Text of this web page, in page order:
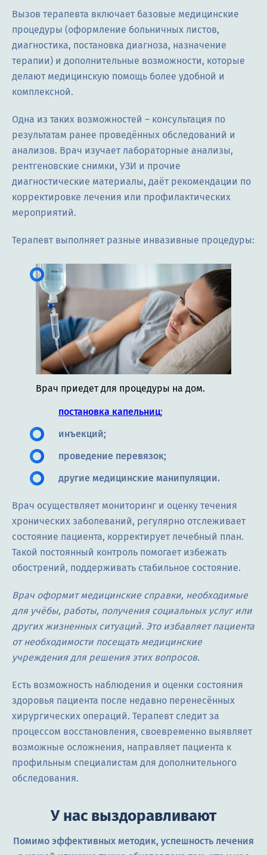
Вызов терапевта включает базовые медицинские
процедуры (оформление больничных листов,
диагностика, постановка диагноза, назначение
терапии) и дополнительные возможности, которые
делают медицинскую помощь более удобной и
комплексной.
Одна из таких возможностей – консультация по
результатам ранее проведённых обследований и
анализов. Врач изучает лабораторные анализы,
рентгеновские снимки, УЗИ и прочие
диагностические материалы, даёт рекомендации по
корректировке лечения или профилактических
мероприятий.
Терапевт выполняет разные инвазивные процедуры:
Врач приедет для процедуры на дом.
постановка капельниц;
инъекций;
проведение перевязок;
другие медицинские манипуляции.
Врач осуществляет мониторинг и оценку течения
хронических заболеваний, регулярно отслеживает
состояние пациента, корректирует лечебный план.
Такой постоянный контроль помогает избежать
обострений, поддерживать стабильное состояние.
Врач оформит медицинские справки, необходимые
для учёбы, работы, получения социальных услуг или
других жизненных ситуаций. Это избавляет пациента
от необходимости посещать медицинские
учреждения для решения этих вопросов.
Есть возможность наблюдения и оценки состояния
здоровья пациента после недавно перенесённых
хирургических операций. Терапевт следит за
процессом восстановления, своевременно выявляет
возможные осложнения, направляет пациента к
профильным специалистам для дополнительного
обследования.
У нас выздоравливают
Помимо эффективных методик, успешность лечения